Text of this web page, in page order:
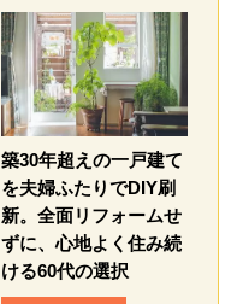
築30年超えの一戸建て
を夫婦ふたりでDIY刷
新。全面リフォームせ
ずに、心地よく住み続
ける60代の選択